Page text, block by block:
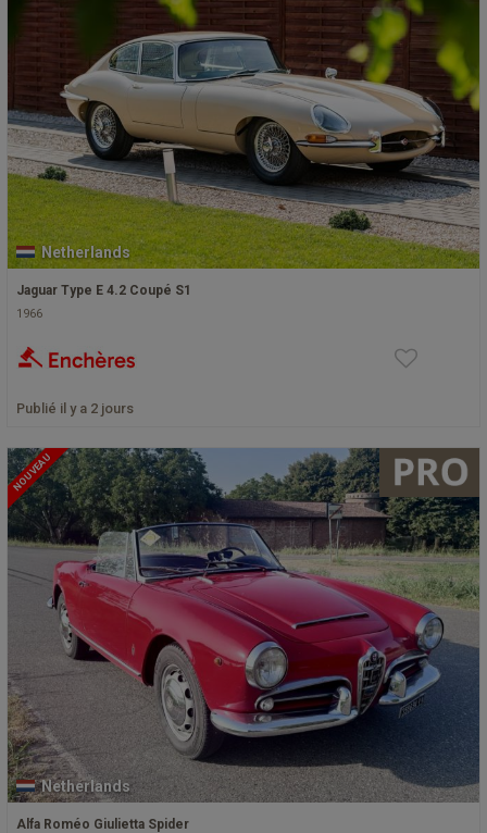
Netherlands
Jaguar Type E 4.2 Coupé S1
1966
Publié il y a 2 jours
NOUVEAU
Netherlands
Alfa Roméo Giulietta Spider